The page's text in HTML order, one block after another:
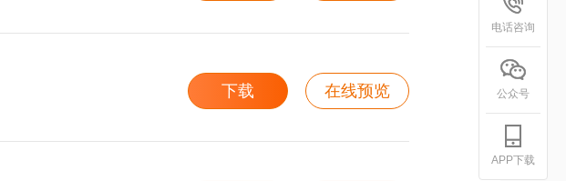
下载 在线预览
电话咨询
公众号
APP下载